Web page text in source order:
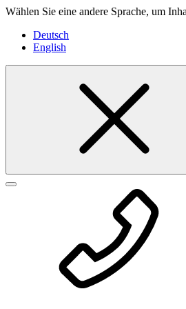
Wählen Sie eine andere Sprache, um
Deutsch
English